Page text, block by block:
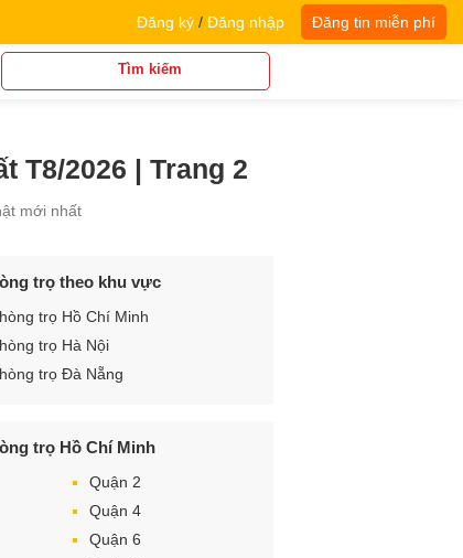
Đăng ký / Đăng nhập Đăng tin miễn phí
Tìm kiếm
T8/2026 | Trang 2
mới nhất
trọ theo khu vực
trọ Hồ Chí Minh
trọ Hà Nội
trọ Đà Nẵng
trọ Hồ Chí Minh
Quận 2
Quận 4
Quận 6